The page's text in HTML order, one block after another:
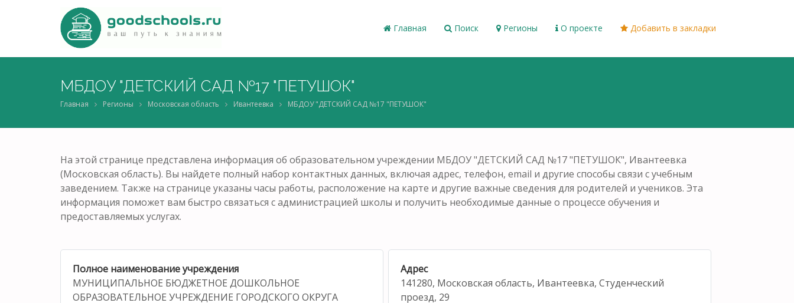
Главная Поиск Регионы О проекте Добавить в закладки
МБДОУ "ДЕТСКИЙ САД №17 "ПЕТУШОК"
Главная Регионы Московская область Ивантеевка МБДОУ "ДЕТСКИЙ САД №17 "ПЕТУШОК"
На этой странице представлена информация об образовательном учреждении МБДОУ "ДЕТСКИЙ САД №17 "ПЕТУШОК", Ивантеевка
(Московская область). Вы найдете полный набор контактных данных, включая адрес, телефон, email и другие способы связи с учебным
заведением. Также на странице указаны часы работы, расположение на карте и другие важные сведения для родителей и учеников. Эта
информация поможет вам быстро связаться с администрацией школы и получить необходимые данные о процессе обучения и
предоставляемых услугах.
Полное наименование учреждения
МУНИЦИПАЛЬНОЕ БЮДЖЕТНОЕ ДОШКОЛЬНОЕ
ОБРАЗОВАТЕЛЬНОЕ УЧРЕЖДЕНИЕ ГОРОДСКОГО ОКРУГА
Адрес
141280, Московская область, Ивантеевка, Студенческий
проезд, 29